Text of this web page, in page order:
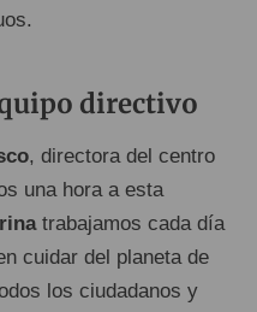
directivo
, directora del centro
una hora a esta
trabajamos cada día
cuidar del planeta de
los ciudadanos y